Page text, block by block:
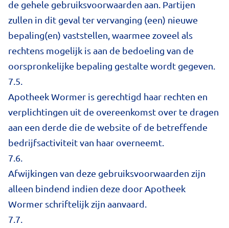
de gehele gebruiksvoorwaarden aan. Partijen
zullen in dit geval ter vervanging (een) nieuwe
bepaling(en) vaststellen, waarmee zoveel als
rechtens mogelijk is aan de bedoeling van de
oorspronkelijke bepaling gestalte wordt gegeven.
7.5.
Apotheek Wormer is gerechtigd haar rechten en
verplichtingen uit de overeenkomst over te dragen
aan een derde die de website of de betreffende
bedrijfsactiviteit van haar overneemt.
7.6.
Afwijkingen van deze gebruiksvoorwaarden zijn
alleen bindend indien deze door Apotheek
Wormer schriftelijk zijn aanvaard.
7.7.